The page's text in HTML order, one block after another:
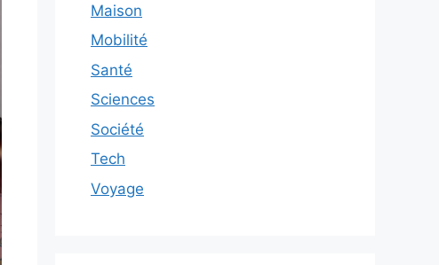
Maison
Mobilité
Santé
Sciences
Société
Tech
Voyage